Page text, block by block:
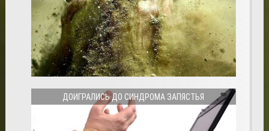
ДОИГРАЛИСЬ ДО СИНДРОМА ЗАПЯСТЬЯ